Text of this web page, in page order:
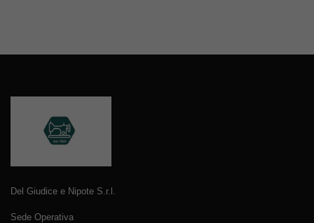
Del Giudice e Nipote S.r.l.
Sede Operativa